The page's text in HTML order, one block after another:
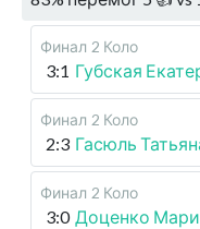
Финал 2 Коло
3:1 Губская
Финал 2 Коло
2:3 Гасюль
Финал 2 Коло
3:0 Доценко